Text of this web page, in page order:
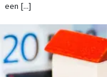
een [...]